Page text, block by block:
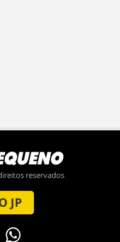
reservados
JP